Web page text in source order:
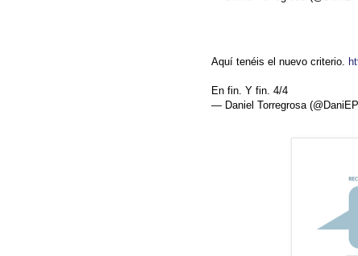
Aquí tenéis el nuevo criterio.
En fin. Y fin. 4/4
— Daniel Torregrosa